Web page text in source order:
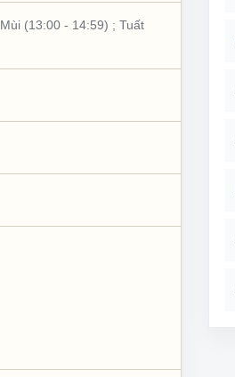
Mùi (13:00 - 14:59) ; Tuất